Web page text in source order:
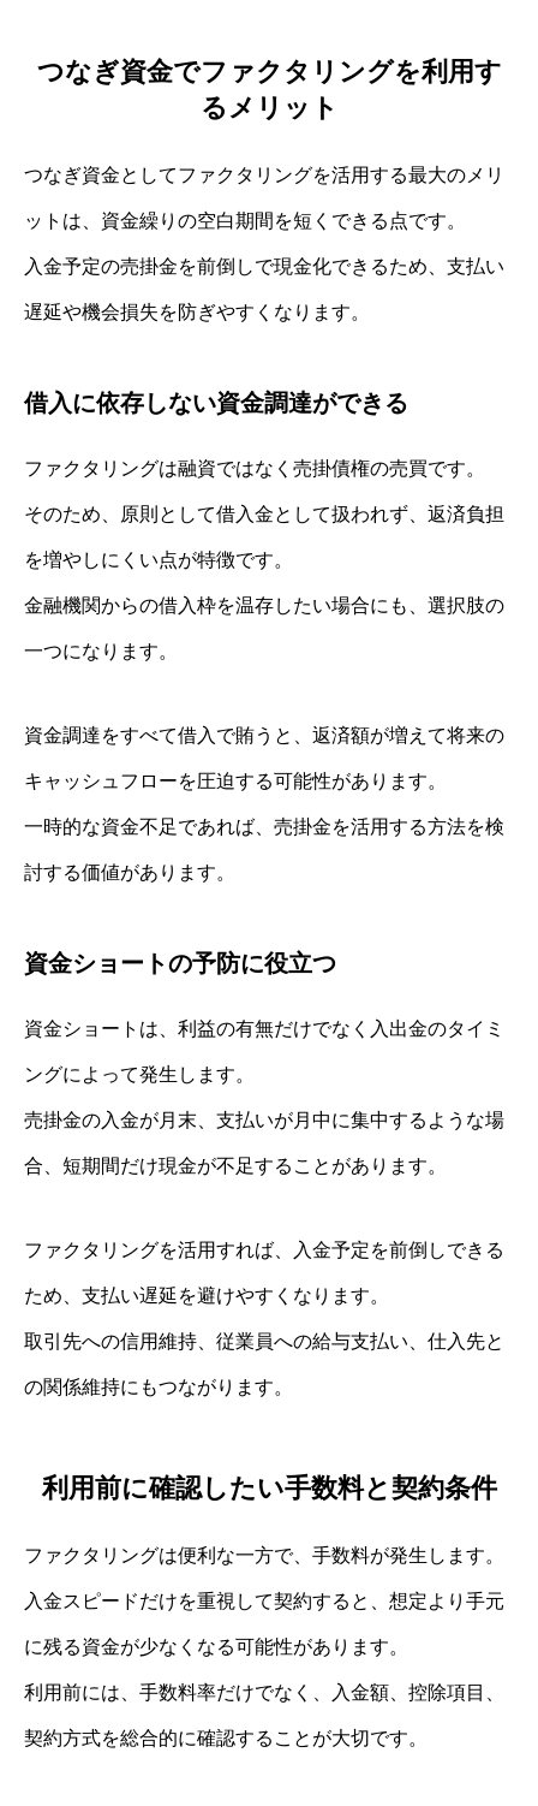
つなぎ資金でファクタリングを利用す
るメリット
つなぎ資金としてファクタリングを活用する最大のメリ
ットは、資金繰りの空白期間を短くできる点です。
入金予定の売掛金を前倒しで現金化できるため、支払い
遅延や機会損失を防ぎやすくなります。
借入に依存しない資金調達ができる
ファクタリングは融資ではなく売掛債権の売買です。
そのため、原則として借入金として扱われず、返済負担
を増やしにくい点が特徴です。
金融機関からの借入枠を温存したい場合にも、選択肢の
一つになります。
資金調達をすべて借入で賄うと、返済額が増えて将来の
キャッシュフローを圧迫する可能性があります。
一時的な資金不足であれば、売掛金を活用する方法を検
討する価値があります。
資金ショートの予防に役立つ
資金ショートは、利益の有無だけでなく入出金のタイミ
ングによって発生します。
売掛金の入金が月末、支払いが月中に集中するような場
合、短期間だけ現金が不足することがあります。
ファクタリングを活用すれば、入金予定を前倒しできる
ため、支払い遅延を避けやすくなります。
取引先への信用維持、従業員への給与支払い、仕入先と
の関係維持にもつながります。
利用前に確認したい手数料と契約条件
ファクタリングは便利な一方で、手数料が発生します。
入金スピードだけを重視して契約すると、想定より手元
に残る資金が少なくなる可能性があります。
利用前には、手数料率だけでなく、入金額、控除項目、
契約方式を総合的に確認することが大切です。